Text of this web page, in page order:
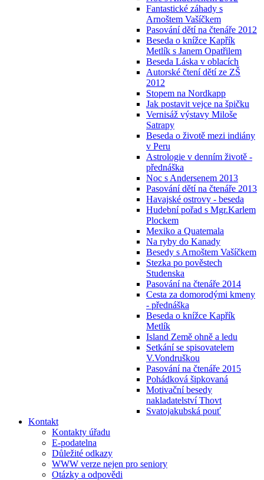
Fantastické záhady s
Arnoštem Vašíčkem
Pasování dětí na čtenáře 2012
Beseda o knížce Kapřík
Metlík s Janem Opatřilem
Beseda Láska v oblacích
Autorské čtení dětí ze ZŠ
2012
Stopem na Nordkapp
Jak postavit vejce na špičku
Vernisáž výstavy Miloše
Satrapy
Beseda o životě mezi indiány
v Peru
Astrologie v denním životě -
přednáška
Noc s Andersenem 2013
Pasování dětí na čtenáře 2013
Havajské ostrovy - beseda
Hudební pořad s Mgr.Karlem
Plockem
Mexiko a Quatemala
Na ryby do Kanady
Besedy s Arnoštem Vašíčkem
Stezka po pověstech
Studenska
Pasování na čtenáře 2014
Cesta za domorodými kmeny
- přednáška
Beseda o knížce Kapřík
Metlík
Island Země ohně a ledu
Setkání se spisovatelem
V.Vondruškou
Pasování na čtenáře 2015
Pohádková šipkovaná
Motivační besedy
nakladatelství Thovt
Svatojakubská pouť
Kontakt
Kontakty úřadu
E-podatelna
Důležité odkazy
WWW verze nejen pro seniory
Otázky a odpovědi